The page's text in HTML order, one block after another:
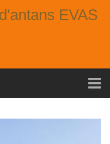
EVAS